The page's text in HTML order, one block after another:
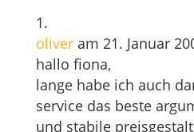
oliver am 21. Januar
hallo fiona,
lange habe ich auch
service das beste
und stabile